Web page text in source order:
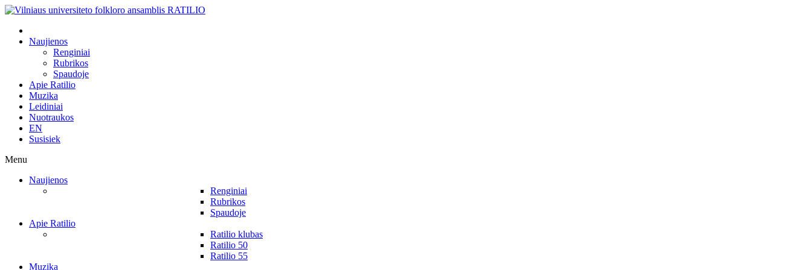
Naujienos
Renginiai
Rubrikos
Spaudoje
Apie Ratilio
Muzika
Leidiniai
Nuotraukos
EN
Susisiek
Menu
Naujienos
Renginiai
Rubrikos
Spaudoje
Apie Ratilio
Ratilio klubas
Ratilio 50
Ratilio 55
Muzika